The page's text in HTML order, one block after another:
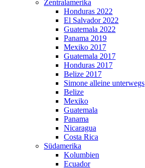
Zentralamerika
Honduras 2022
El Salvador 2022
Guatemala 2022
Panama 2019
Mexiko 2017
Guatemala 2017
Honduras 2017
Belize 2017
Simone alleine unterwegs
Belize
Mexiko
Guatemala
Panama
Nicaragua
Costa Rica
Südamerika
Kolumbien
Ecuador